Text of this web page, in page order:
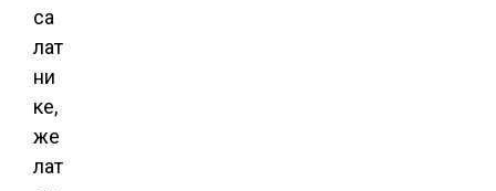
са
лат
ни
ке,
же
лат